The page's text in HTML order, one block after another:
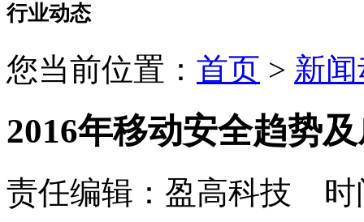
行业动态
您当前位置： 首页 > 新
2016年移动安全趋势
责任编辑：盈高科技 时